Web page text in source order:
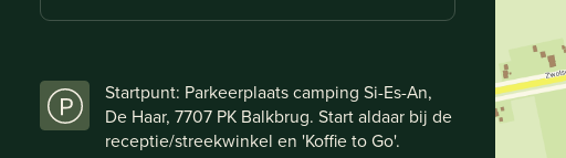
Startpunt: Parkeerplaats camping Si-Es-An,
De Haar, 7707 PK Balkbrug. Start aldaar bij de
receptie/streekwinkel en 'Koffie to Go'.